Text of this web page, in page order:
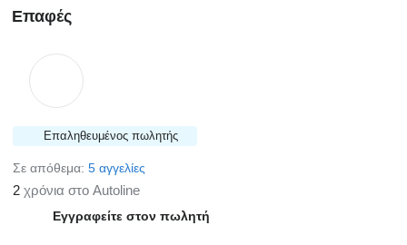
Επαφές
Επαληθευμένος πωλητής
Σε απόθεμα: 5 αγγελίες
2 χρόνια στο Autoline
Εγγραφείτε στον πωλητή